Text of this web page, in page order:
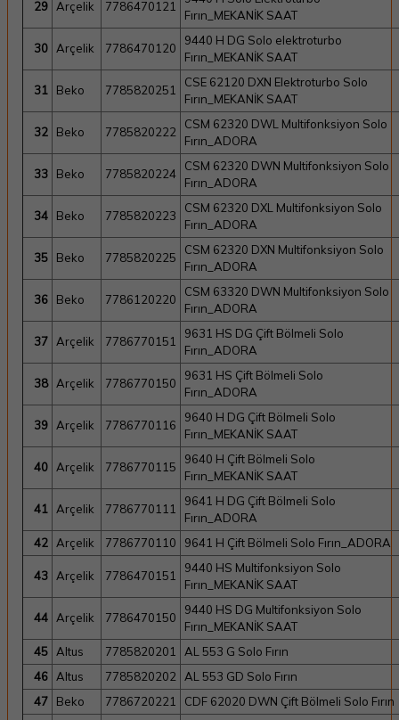
29 Arçelik 7786470121
Fırın_MEKANİK SAAT
30 Arçelik 7786470120
9440 H DG Solo elektroturbo
Fırın_MEKANİK SAAT
31 Beko 7785820251
CSE 62120 DXN Elektroturbo Solo
Fırın_MEKANİK SAAT
32 Beko 7785820222
CSM 62320 DWL Multifonksiyon Solo
Fırın_ADORA
33 Beko 7785820224
CSM 62320 DWN Multifonksiyon Solo
Fırın_ADORA
34 Beko 7785820223
CSM 62320 DXL Multifonksiyon Solo
Fırın_ADORA
35 Beko 7785820225
CSM 62320 DXN Multifonksiyon Solo
Fırın_ADORA
36 Beko 7786120220
CSM 63320 DWN Multifonksiyon Solo
Fırın_ADORA
37 Arçelik 7786770151
9631 HS DG Çift Bölmeli Solo
Fırın_ADORA
38 Arçelik 7786770150
9631 HS Çift Bölmeli Solo
Fırın_ADORA
39 Arçelik 7786770116
9640 H DG Çift Bölmeli Solo
Fırın_MEKANİK SAAT
40 Arçelik 7786770115
9640 H Çift Bölmeli Solo
Fırın_MEKANİK SAAT
41 Arçelik 7786770111
9641 H DG Çift Bölmeli Solo
Fırın_ADORA
42 Arçelik 7786770110 9641 H Çift Bölmeli Solo Fırın_ADORA
43 Arçelik 7786470151
9440 HS Multifonksiyon Solo
Fırın_MEKANİK SAAT
44 Arçelik 7786470150
9440 HS DG Multifonksiyon Solo
Fırın_MEKANİK SAAT
45 Altus 7785820201
AL 553 G Solo Fırın
46 Altus 7785820202 AL 553 GD Solo Fırın
47
Beko 7786720221 CDF 62020 DWN Çift Bölmeli Solo Fırın